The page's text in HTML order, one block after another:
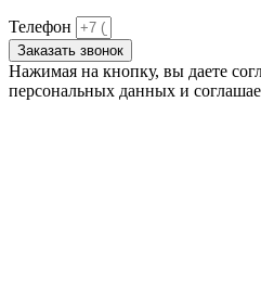
Телефон
Заказать звонок
Нажимая на кнопку, вы даете
персональных данных и